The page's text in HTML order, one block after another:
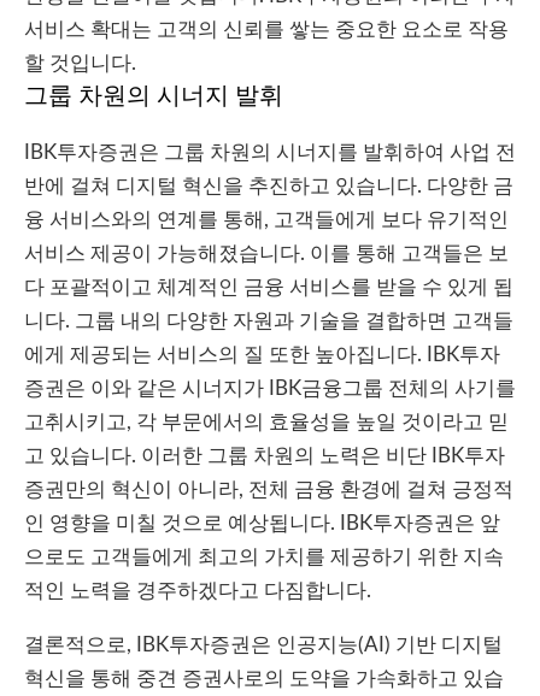
서비스 확대는 고객의 신뢰를 쌓는 중요한 요소로 작용
할 것입니다.
그룹 차원의 시너지 발휘
IBK투자증권은 그룹 차원의 시너지를 발휘하여 사업 전
반에 걸쳐 디지털 혁신을 추진하고 있습니다. 다양한 금
융 서비스와의 연계를 통해, 고객들에게 보다 유기적인
서비스 제공이 가능해졌습니다. 이를 통해 고객들은 보
다 포괄적이고 체계적인 금융 서비스를 받을 수 있게 됩
니다. 그룹 내의 다양한 자원과 기술을 결합하면 고객들
에게 제공되는 서비스의 질 또한 높아집니다. IBK투자
증권은 이와 같은 시너지가 IBK금융그룹 전체의 사기를
고취시키고, 각 부문에서의 효율성을 높일 것이라고 믿
고 있습니다. 이러한 그룹 차원의 노력은 비단 IBK투자
증권만의 혁신이 아니라, 전체 금융 환경에 걸쳐 긍정적
인 영향을 미칠 것으로 예상됩니다. IBK투자증권은 앞
으로도 고객들에게 최고의 가치를 제공하기 위한 지속
적인 노력을 경주하겠다고 다짐합니다.
결론적으로, IBK투자증권은 인공지능(AI) 기반 디지털
혁신을 통해 중견 증권사로의 도약을 가속화하고 있습